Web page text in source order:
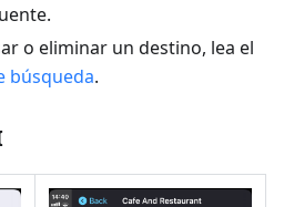
o eliminar un destino, lea el
búsqueda.